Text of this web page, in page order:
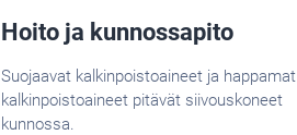
Hoito ja kunnossapito
Suojaavat kalkinpoistoaineet ja happamat
kalkinpoistoaineet pitävät siivouskoneet
kunnossa.